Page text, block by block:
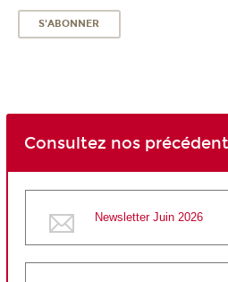
Consultez nos
Newsletter Juin 2026